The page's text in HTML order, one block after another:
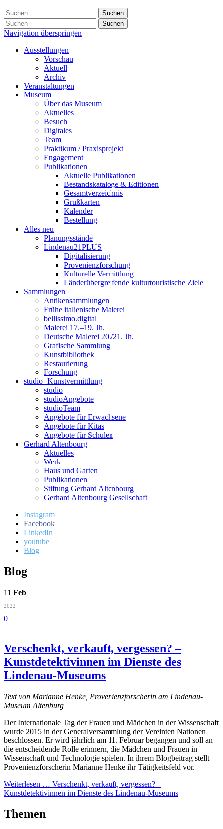
Suchen
Suchen
Navigation überspringen
Ausstellungen
Vorschau
Aktuell
Archiv
Veranstaltungen
Museum
Über das Museum
Aktuelles
Besuch
Digitales
Team
Praktikum / Praxisprojekt
Engagement
Publikationen
Aktuelle Publikationen
Bestandskataloge & Editionen
Gesamtverzeichnis
Grußkarten
Kalender
Bestellung
Alles neu
Planungsstände
Lindenau21PLUS
Digitalisierung
Provenienzforschung
Kulturelle Vermittlung
Länderübergreifende kulturtouristische Ziele
Sammlungen
Antikensammlungen
Frühe italienische Malerei
bellissimo.digital
Malerei 17.–19. Jh.
Deutsche Malerei 20./21. Jh.
Grafische Sammlung
Kunstbibliothek
Restaurierung
Forschung
studio+Kunstvermittlung
studio
studioAngebote
studioTeam
Angebote für Erwachsene
Angebote für Kitas
Angebote für Schulen
Gerhard Altenbourg
Aktuelles
Werk
Haus und Garten
Publikationen
Stiftung Gerhard Altenbourg
Gerhard Altenbourg Gesellschaft
Instagram
Facebook
LinkedIn
youtube
Blog
Blog
11 Feb
2022
0
Verschenkt, verkauft, vergessen? –
Kunstdetektivinnen im Dienste des
Lindenau-Museums
Text von Marianne Henke, Provenienzforscherin am Lindenau-
Museum Altenburg
Der Internationale Tag der Frauen und Mädchen in der Wissenschaft
wurde 2015 in der Generalversammlung der Vereinten Nationen
beschlossen. Er wird jährlich am 11. Februar begangen und soll an
die entscheidende Rolle erinnern, die Mädchen und Frauen in
Wissenschaft und Technologie spielen. In ihrem Blogbeitrag stellt
Provenienzforscherin Marianne Henke ihr Tätigkeitsfeld vor.
Weiterlesen … Verschenkt, verkauft, vergessen? –
Kunstdetektivinnen im Dienste des Lindenau-Museums
Themen